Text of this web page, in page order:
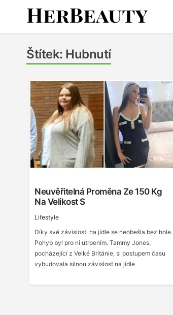
Štítek: Hubnutí
Neuvěřitelná Proměna Ze 150 Kg
Na Velikost S
Lifestyle
Díky své závislosti na jídle se neobešla bez hole.
Pohyb byl pro ni utrpením. Tammy Jones,
pocházející z Velké Británie, si postupem času
vybudovala silnou závislost na jídle